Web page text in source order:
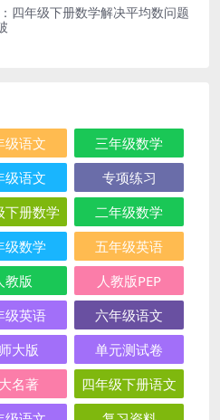
四年级下册数学解决平均数问题
级语文
三年级数学
级语文
专项练习
下册数学
二年级数学
级数学
五年级英语
教版
人教版PEP
级英语
六年级语文
大版
单元测试卷
名著
四年级下册语文